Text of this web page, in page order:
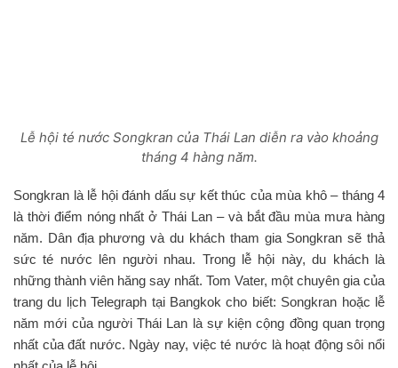
Lễ hội té nước Songkran của Thái Lan diễn ra vào khoảng
tháng 4 hàng năm.
Songkran là lễ hội đánh dấu sự kết thúc của mùa khô – tháng 4
là thời điểm nóng nhất ở Thái Lan – và bắt đầu mùa mưa hàng
năm. Dân địa phương và du khách tham gia Songkran sẽ thả
sức té nước lên người nhau. Trong lễ hội này, du khách là
những thành viên hăng say nhất. Tom Vater, một chuyên gia của
trang du lịch Telegraph tại Bangkok cho biết: Songkran hoặc lễ
năm mới của người Thái Lan là sự kiện cộng đồng quan trọng
nhất của đất nước. Ngày nay, việc té nước là hoạt động sôi nổi